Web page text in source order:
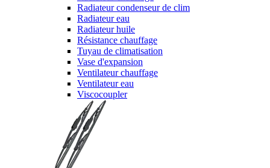
Radiateur condenseur de clim
Radiateur eau
Radiateur huile
Résistance chauffage
Tuyau de climatisation
Vase d'expansion
Ventilateur chauffage
Ventilateur eau
Viscocoupler